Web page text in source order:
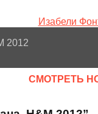
2012
CМОТРЕТЬ